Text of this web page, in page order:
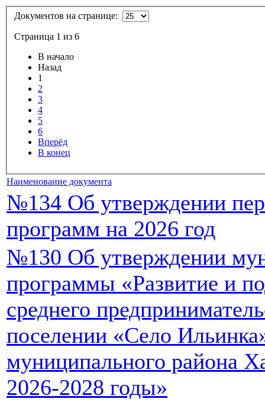
Документов на странице:
Страница 1 из 6
В начало
Назад
1
2
3
4
5
6
Вперёд
В конец
Наименование документа
№134 Об утверждении
программ на 2026 год
№130 Об утверждении
программы «Развитие и
среднего
поселении «Село
муниципального района
2026-2028 годы»